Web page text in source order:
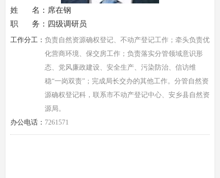
姓 名：席在钢
职 务：四级调研员
工作分工： 负责自然资源确权登记、不动产登记工作；牵头负责优
化营商环境、保交房工作；负责落实分管领域意识形
态、党风廉政建设、安全生产、污染防治、信访维
稳“一岗双责”；完成局长交办的其他工作。分管自然资
源确权登记科，联系市不动产登记中心、安乡县自然资
源局。
办公电话： 7261571